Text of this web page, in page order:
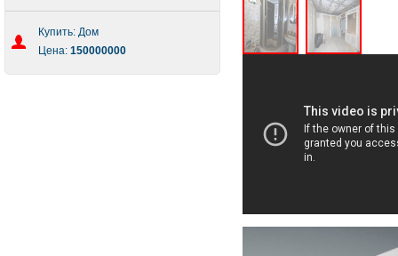
Купить: Дом
Цена: 150000000